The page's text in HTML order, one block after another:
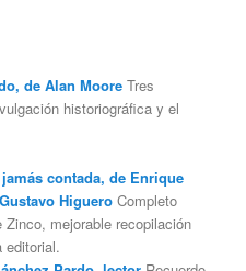
de Alan MooreTres
historiográfica y el
contada, de Enrique
HigueroCompleto
mejorable recopilación